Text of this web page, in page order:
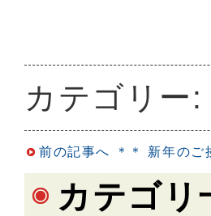
カテゴリー:
前の記事へ ＊＊ 新年のご
カテゴリ